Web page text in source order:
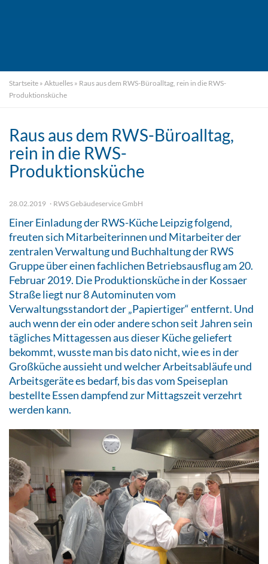
Startseite » Aktuelles » Raus aus dem RWS-Büroalltag, rein in die RWS-
Produktionsküche
Raus aus dem RWS-Büroalltag,
rein in die RWS-
Produktionsküche
28.02.2019 RWS Gebäudeservice GmbH
Einer Einladung der RWS-Küche Leipzig folgend,
freuten sich Mitarbeiterinnen und Mitarbeiter der
zentralen Verwaltung und Buchhaltung der RWS
Gruppe über einen fachlichen Betriebsausflug am 20.
Februar 2019. Die Produktionsküche in der Kossaer
Straße liegt nur 8 Autominuten vom
Verwaltungsstandort der „Papiertiger“ entfernt. Und
auch wenn der ein oder andere schon seit Jahren sein
tägliches Mittagessen aus dieser Küche geliefert
bekommt, wusste man bis dato nicht, wie es in der
Großküche aussieht und welcher Arbeitsabläufe und
Arbeitsgeräte es bedarf, bis das vom Speiseplan
bestellte Essen dampfend zur Mittagszeit verzehrt
werden kann.